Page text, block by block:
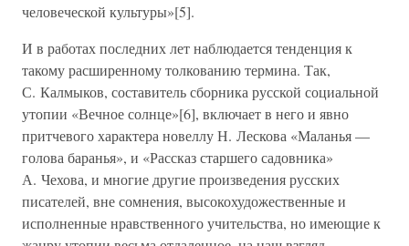
человеческой культуры»[5].
И в работах последних лет наблюдается тенденция к
такому расширенному толкованию термина. Так,
С. Калмыков, составитель сборника русской социальной
утопии «Вечное солнце»[6], включает в него и явно
притчевого характера новеллу Н. Лескова «Маланья —
голова баранья», и «Рассказ старшего садовника»
А. Чехова, и многие другие произведения русских
писателей, вне сомнения, высокохудожественные и
исполненные нравственного учительства, но имеющие к